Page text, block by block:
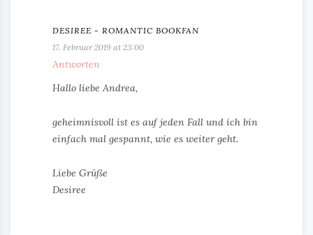
DESIREE - ROMANTIC BOOKFAN
17. Februar 2019 at 23:00
Antworten
Hallo liebe Andrea,
geheimnisvoll ist es auf jeden Fall und ich bin
einfach mal gespannt, wie es weiter geht.
Liebe Grüße
Desiree